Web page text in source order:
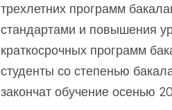
трехлетних программ
стандартами и повышения
краткосрочных программ
студенты со степенью
закончат обучение осенью